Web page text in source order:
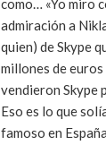
como… «Yo miro
admiración a
quien) de Skype
millones de
vendieron Skype
Eso es lo que
famoso en